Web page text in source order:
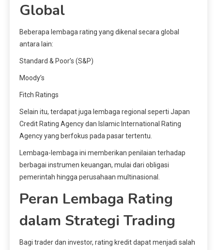
Global
Beberapa lembaga rating yang dikenal secara global
antara lain:
Standard & Poor’s (S&P)
Moody’s
Fitch Ratings
Selain itu, terdapat juga lembaga regional seperti Japan
Credit Rating Agency dan Islamic International Rating
Agency yang berfokus pada pasar tertentu.
Lembaga-lembaga ini memberikan penilaian terhadap
berbagai instrumen keuangan, mulai dari obligasi
pemerintah hingga perusahaan multinasional.
Peran Lembaga Rating
dalam Strategi Trading
Bagi trader dan investor, rating kredit dapat menjadi salah